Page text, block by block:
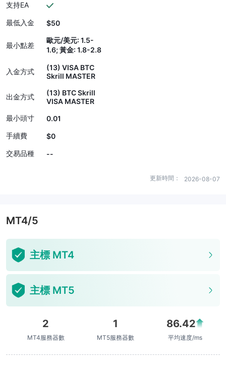
支持EA
最低入金 $50
最小點差
歐元/美元: 1.5-
1.6; 黃金: 1.8-2.8
入金方式
(13) VISA BTC
Skrill MASTER
出金方式
(13) BTC Skrill
VISA MASTER
最小頭寸
0.01
手續費
$0
交易品種
--
更新時間： 2026-08-07
MT4/5
主標 MT4
主標 MT5
2
MT4服務器數
1
MT5服務器數
86.42
平均速度/ms